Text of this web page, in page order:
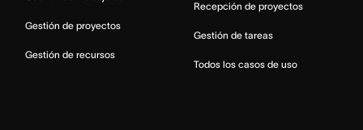
Gestión de proyectos
Gestión de recursos
Recepción de proyectos
Gestión de tareas
Todos los casos de uso